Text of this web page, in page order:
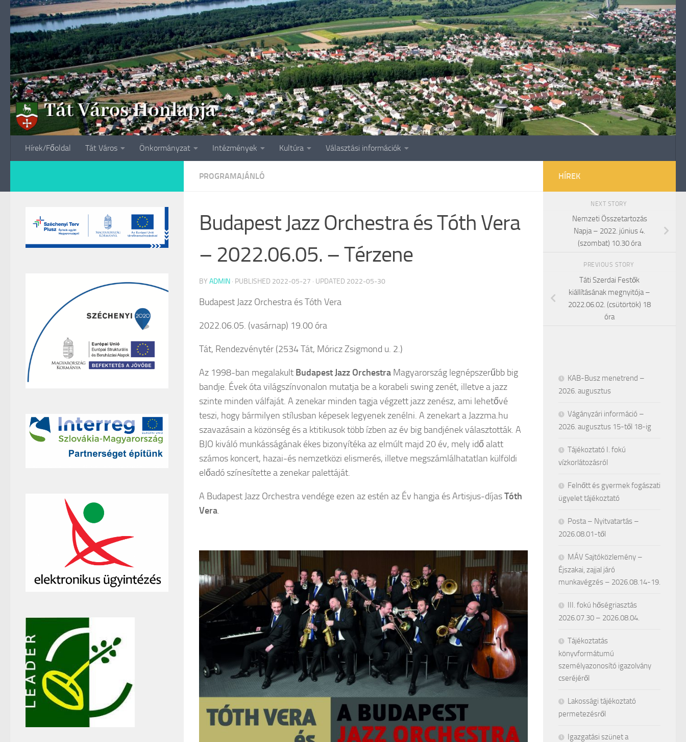
Skip to content
Hírek/Főoldal Tát Város Önkormányzat Intézmények Kultúra Választási információk
PROGRAMAJÁNLÓ
Budapest Jazz Orchestra és Tóth Vera
– 2022.06.05. – Térzene
BY ADMIN · PUBLISHED 2022-05-27 · UPDATED 2022-05-30
Budapest Jazz Orchestra és Tóth Vera
2022.06.05. (vasárnap) 19.00 óra
Tát, Rendezvénytér (2534 Tát, Móricz Zsigmond u. 2.)
Az 1998-ban megalakult Budapest Jazz Orchestra Magyarország legnépszerűbb big
bandje. Évek óta világszínvonalon mutatja be a korabeli swing zenét, illetve a jazz
szinte minden válfaját. A zenekar minden tagja végzett jazz zenész, ami lehetővé
teszi, hogy bármilyen stílusban képesek legyenek zenélni. A zenekart a Jazzma.hu
szavazásain a közönség és a ktitikusok több ízben az év big bandjének választották. A
BJO kiváló munkásságának ékes bizonyítéka az elmúlt majd 20 év, mely idő alatt
számos koncert, hazai-és nemzetközi elismerés, illetve megszámlálhatatlan külföldi
előadó színesítette a zenekar palettáját.
A Budapest Jazz Orchestra vendége ezen az estén az Év hangja és Artisjus-díjasTóth
Vera.
HÍREK
NEXT STORY
Nemzeti Összetartozás
Napja – 2022. június 4.
(szombat) 10.30 óra
PREVIOUS STORY
Táti Szerdai Festők
kiállításának megnyitója –
2022.06.02. (csütörtök) 18
óra
KAB-Busz menetrend –
2026. augusztus
Vágányzári információ –
2026. augusztus 15-től 18-ig
Tájékoztató I. fokú
vízkorlátozásról
Felnőtt és gyermek fogászati
ügyelet tájékoztató
Posta – Nyitvatartás –
2026.08.01-től
MÁV Sajtóközlemény –
Éjszakai, zajjal járó
munkavégzés – 2026.08.14-19.
III. fokú hőségriasztás
2026.07.30 – 2026.08.04.
Tájékoztatás
könyvformátumú
személyazonosító igazolvány
cseréjéről
Lakossági tájékoztató
permetezésről
Igazgatási szünet a